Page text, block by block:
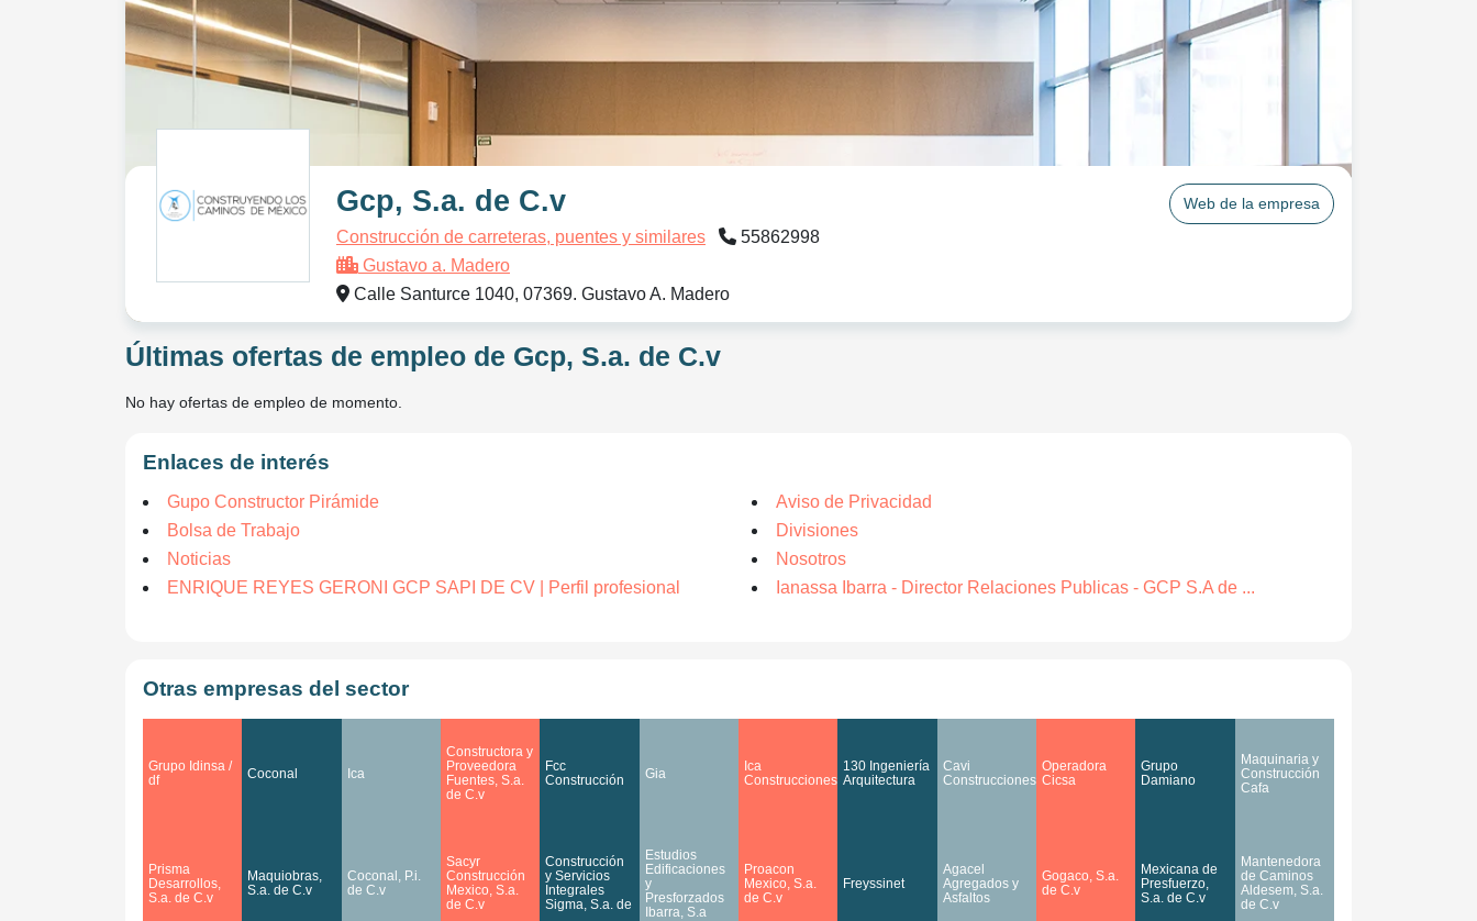
Gcp, S.a. de C.v
Construcción de carreteras, puentes y similares
55862998
Gustavo a. Madero
Calle Santurce 1040, 07369. Gustavo A. Madero
Web de la empresa
Últimas ofertas de empleo de Gcp, S.a. de C.v
No hay ofertas de empleo de momento.
Enlaces de interés
Gupo Constructor Pirámide
Aviso de Privacidad
Bolsa de Trabajo
Divisiones
Noticias
Nosotros
ENRIQUE REYES GERONI GCP SAPI DE CV | Perfil profesional
Ianassa Ibarra - Director Relaciones Publicas - GCP S.A de ...
Otras empresas del sector
Grupo Idinsa /
df
Coconal Ica
Constructora y
Proveedora
Fuentes, S.a.
de C.v
Fcc
Construcción
Gia
Ica
Construcciones
130 Ingeniería
Arquitectura
Cavi
Construcciones
Operadora
Cicsa
Grupo
Damiano
Maquinaria y
Construcción
Cafa
Prisma
Desarrollos,
S.a. de C.v
Maquiobras,
S.a. de C.v
Coconal, P.i.
de C.v
Sacyr
Construcción
Mexico, S.a.
de C.v
Construcción
y Servicios
Integrales
Sigma, S.a. de
Estudios
Edificaciones
y
Presforzados
Ibarra, S.a
Proacon
Mexico, S.a.
de C.v
Freyssinet
Agacel
Agregados y
Asfaltos
Gogaco, S.a.
de C.v
Mexicana de
Presfuerzo,
S.a. de C.v
Mantenedora
de Caminos
Aldesem, S.a.
de C.v